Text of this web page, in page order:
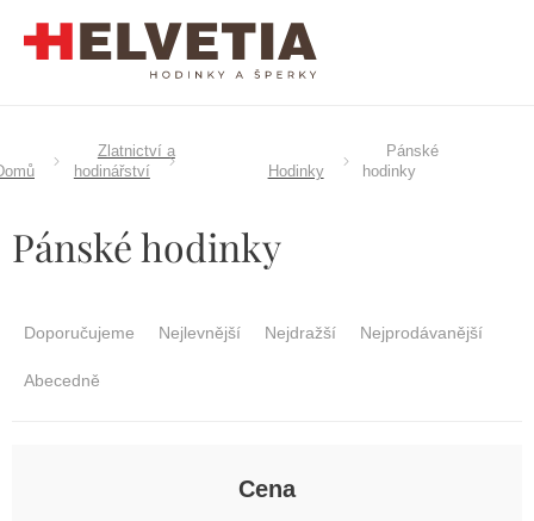
Zlatnictví a
hodinářství
Hodinky
Pánské
hodinky
Pánské hodinky
Doporučujeme Nejlevnější Nejdražší Nejprodávanější
Abecedně
Cena